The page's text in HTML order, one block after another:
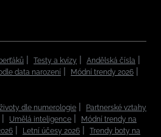
Testy a kvízy
Andělská čísla
data narození
Módní trendy 2026
dle numerologie
Partnerské vztahy
Umělá inteligence
Módní trendy na
Letní účesy 2026
Trendy boty na